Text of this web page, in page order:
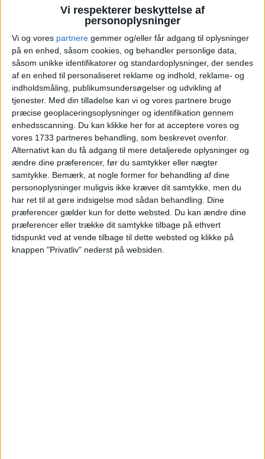
Vi respekterer beskyttelse af
personoplysninger
Vi og vores partnere gemmer og/eller får adgang til oplysninger
på en enhed, såsom cookies, og behandler personlige data,
såsom unikke identifikatorer og standardoplysninger, der sendes
af en enhed til personaliseret reklame og indhold, reklame- og
indholdsmåling, publikumsundersøgelser og udvikling af
tjenester. Med din tilladelse kan vi og vores partnere bruge
præcise geoplaceringsoplysninger og identifikation gennem
enhedsscanning. Du kan klikke her for at acceptere vores og
vores 1733 partneres behandling, som beskrevet ovenfor.
Alternativt kan du få adgang til mere detaljerede oplysninger og
ændre dine præferencer, før du samtykker eller nægter
samtykke. Bemærk, at nogle former for behandling af dine
personoplysninger muligvis ikke kræver dit samtykke, men du
har ret til at gøre indsigelse mod sådan behandling. Dine
præferencer gælder kun for dette websted. Du kan ændre dine
præferencer eller trække dit samtykke tilbage på ethvert
tidspunkt ved at vende tilbage til dette websted og klikke på
knappen "Privatliv" nederst på websiden.
Bemærk:Den samlede pris for opholdet er 1.700-
for 2 personer i et dobbeltværelse, hvilket svarer til
850,- per person.
Rejs365 er ikke et rejsebureau, men en rejseside,
der finder gode tilbud! – Vi modtager kommission,
men det påvirker ikke din pris!Læs mere her